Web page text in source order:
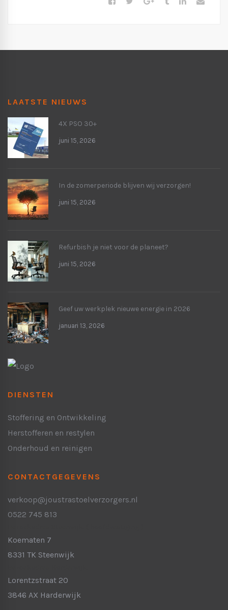
LAATSTE NIEUWS
4X PSO 30+
juni 15, 2026
In de zomerperiode blijven wij verzorgen!
juni 15, 2026
Refurbish je niet voor de planeet?
juni 15, 2026
Geef uw werkplek nieuwe energie in 2026
januari 13, 2026
DIENSTEN
Stoffering en Ontwikkeling
Herstofferen en restylen
Onderhoud en reinigen
CONTACTGEGEVENS
verkoop@joustrastoelverzorgers.nl
0522 745 813
Koematen 7
8331 TK Steenwijk
Lorentzstraat 20
3846 AX Harderwijk